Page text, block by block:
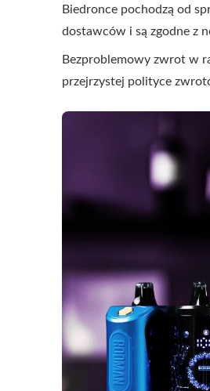
Biedronce pochodzą od
dostawców i są zgodne z
Bezproblemowy zwrot w
przejrzystej polityce